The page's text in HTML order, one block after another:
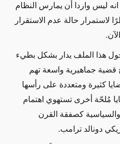
ليس واردا أن يمارس النظام
حالة عدم الاستقرار
هذا الملف يدار بشكل بطيء
جماهيرية واسعة تهم
كثيرة ومتعددة على رأسها
مُلحّة أخرى تستهوي اهتمام
والسياسية كصفقة القرن
دونالد ترامب.